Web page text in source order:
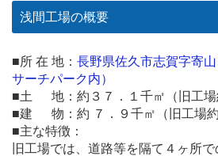
浅間工場の概要
■所 在 地： 長野県佐久市志賀字寄山
サーチパーク内）
■土 地：約３７．１千㎡（旧工場
■建 物：約 ７．９千㎡（旧工場約
■主な特徴：
旧工場では、道路等を隔て４ヶ所